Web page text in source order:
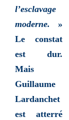
l’esclavage
moderne.»
Le constat
est dur.
Mais
Guillaume
Lardanchet
est atterré